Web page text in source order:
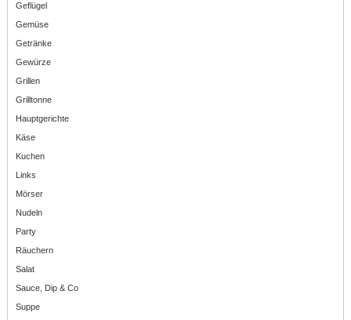
Geflügel
Gemüse
Getränke
Gewürze
Grillen
Grilltonne
Hauptgerichte
Käse
Kuchen
Links
Mörser
Nudeln
Party
Räuchern
Salat
Sauce, Dip & Co
Suppe